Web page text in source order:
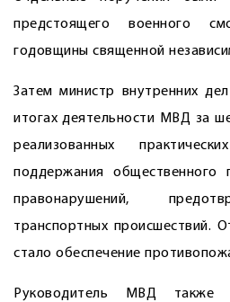
предстоящего военного
годовщины священной
Затем министр внутренних
итогах деятельности МВД за
реализованных
поддержания общественного
правонарушений,
транспортных происшествий.
стало обеспечение
Руководитель МВД